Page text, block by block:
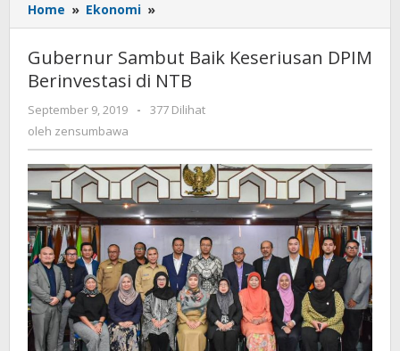
Home » Ekonomi »
Sambut
Keseriusan
DPIM
Berinvestasi
Gubernur Sambut Baik Keseriusan DPIM
Berinvestasi di NTB
September 9, 2019
oleh
-
377 Dilihat
oleh zensumbawa